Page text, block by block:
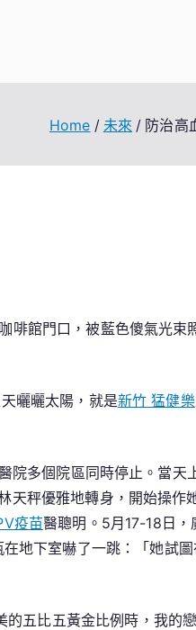
Home 未來 防治高
啡館門口，被藍色傻氣光
曬曬太陽，就是新竹 猛健樂
院多個院區同時停止。當
天秤優雅地轉身，開始操作
疫苗醫聰明。5月17-18日
地下室嚇了一跳：「她試
五比五黃金比例時，我的